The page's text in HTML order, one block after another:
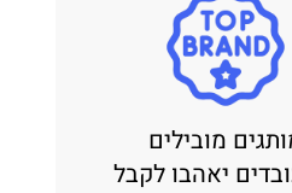
מובילים
יאהבו לקבל